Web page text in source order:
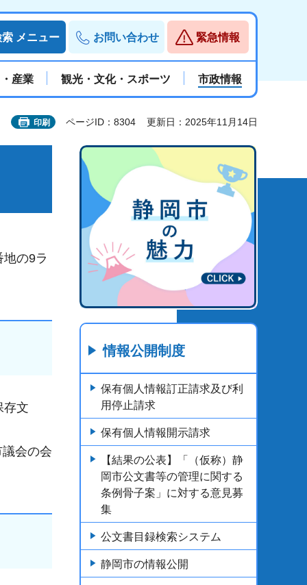
索 メニュー お問い合わせ 緊急情報
産業 観光・文化・スポーツ 市政情報
印刷 ページID：8304 更新日：2025年11月14日
の9ラ
存文
会の会
情報公開制度
保有個人情報訂正請求及び利
用停止請求
保有個人情報開示請求
【結果の公表】「（仮称）静
岡市公文書等の管理に関する
条例骨子案」に対する意見募
集
公文書目録検索システム
静岡市の情報公開